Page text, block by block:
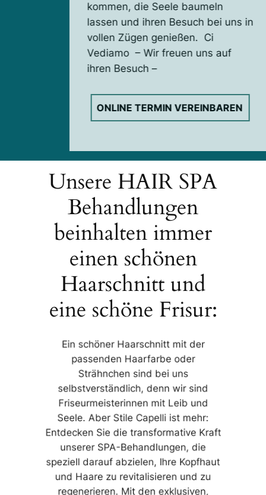
kommen, die Seele baumeln
lassen und ihren Besuch bei uns in
vollen Zügen genießen. Ci
Vediamo – Wir freuen uns auf
ihren Besuch –
ONLINE TERMIN VEREINBAREN
Unsere HAIR SPA
Behandlungen
beinhalten immer
einen schönen
Haarschnitt und
eine schöne Frisur:
Ein schöner Haarschnitt mit der
passenden Haarfarbe oder
Strähnchen sind bei uns
selbstverständlich, denn wir sind
Friseurmeisterinnen mit Leib und
Seele. Aber Stile Capelli ist mehr:
Entdecken Sie die transformative Kraft
unserer SPA-Behandlungen, die
speziell darauf abzielen, Ihre Kopfhaut
und Haare zu revitalisieren und zu